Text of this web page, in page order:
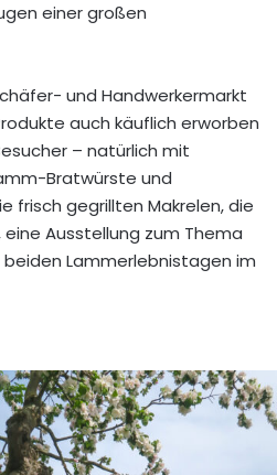
einer großen
und Handwerkermarkt
auch käuflich erworben
– natürlich mit
Bratwürste und
frisch gegrillten Makrelen, die
Ausstellung zum Thema
Lammerlebnistagen im